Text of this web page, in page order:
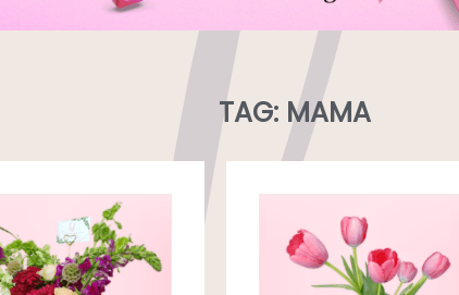
TAG: MAMA